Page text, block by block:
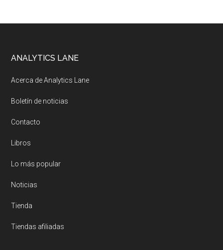
Footer
ANALYTICS LANE
Acerca de Analytics Lane
Boletín de noticias
Contacto
Libros
Lo más popular
Noticias
Tienda
Tiendas afiliadas